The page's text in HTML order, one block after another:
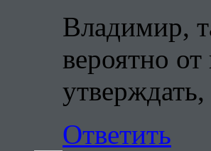
Владимир,
вероятно
Ответить